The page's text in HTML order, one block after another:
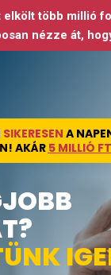
elkölt több millió
nézze át,
SIKERESEN A
AKÁR 5 MILLIÓ